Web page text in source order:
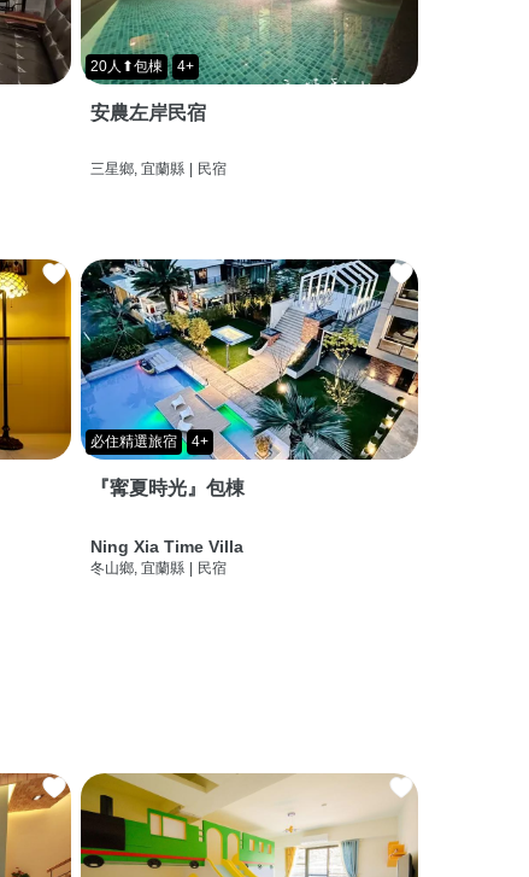
20人⬆包棟 4+
安農左岸民宿
三星鄉, 宜蘭縣 | 民宿
必住精選旅宿 4+
『寗夏時光』包棟
Ning Xia Time Villa
冬山鄉, 宜蘭縣 | 民宿